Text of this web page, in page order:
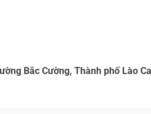
Bắc Cường, Thành phố Lào